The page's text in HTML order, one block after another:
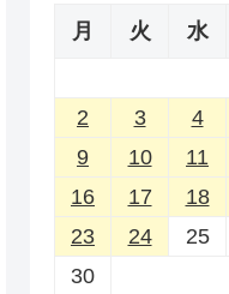
月
火 水
2
3 4
9
10 11
16
17 18
23
24 25
30